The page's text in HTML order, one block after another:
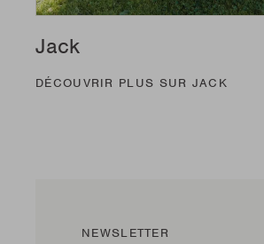
Jack
DÉCOUVRIR PLUS SUR JACK
NEWSLETTER